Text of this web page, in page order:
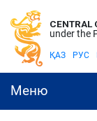
CENTRAL
under the
ҚАЗ РУС
Меню